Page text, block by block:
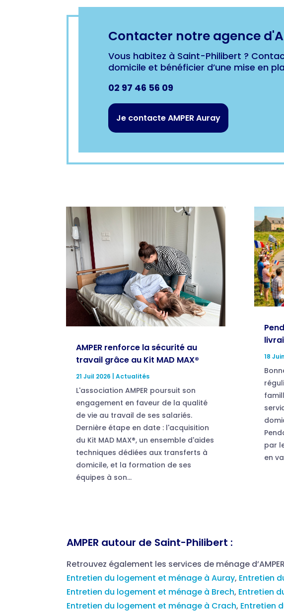
Contacter notre agence
Vous habitez à Saint-Philibert ?
domicile et bénéficier d’une mise en
02 97 46 56 09
Je contacte AMPER Auray
AMPER renforce la sécurité au
travail grâce au Kit MAD MAX®
21 Juil 2026 |Actualités
L'association AMPER poursuit son
engagement en faveur de la qualité
de vie au travail de ses salariés.
Dernière étape en date : l'acquisition
du Kit MAD MAX®, un ensemble d'aides
techniques dédiées aux transferts à
domicile, et la formation de ses
équipes à son...
18
par
en
AMPER autour de Saint-Philibert :
Retrouvez également les services de ménage
Entretien du logement et ménage à Auray, Entretien
Entretien du logement et ménage à Brech, Entretien
Entretien du logement et ménage à Crach, Entretien